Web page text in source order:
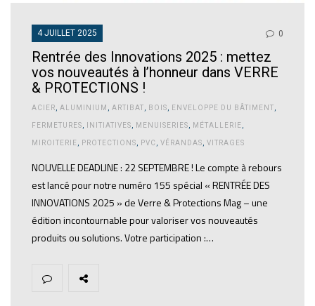
4 JUILLET 2025 0
Rentrée des Innovations 2025 : mettez
vos nouveautés à l’honneur dans VERRE
& PROTECTIONS !
ACIER ALUMINIUM ARTIBAT BOIS ENVELOPPE DU BÂTIMENT
FERMETURES INITIATIVES MENUISERIES MÉTALLERIE
MIROITERIE PROTECTIONS PVC VÉRANDAS VITRAGES
NOUVELLE DEADLINE : 22 SEPTEMBRE ! Le compte à rebours
est lancé pour notre numéro 155 spécial « RENTRÉE DES
INNOVATIONS 2025 » de Verre & Protections Mag – une
édition incontournable pour valoriser vos nouveautés
produits ou solutions. Votre participation :…